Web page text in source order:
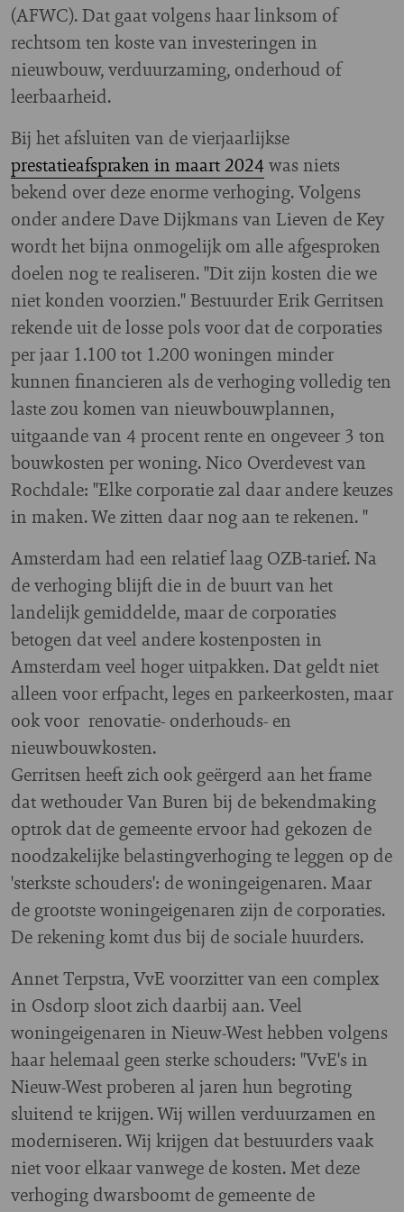
(AFWC). Dat gaat volgens haar linksom of
rechtsom ten koste van investeringen in
nieuwbouw, verduurzaming, onderhoud of
leerbaarheid.
Bij het afsluiten van de vierjaarlijkse
prestatieafspraken in maart 2024was niets
bekend over deze enorme verhoging. Volgens
onder andere Dave Dijkmans van Lieven de Key
wordt het bijna onmogelijk om alle afgesproken
doelen nog te realiseren. "Dit zijn kosten die we
niet konden voorzien." Bestuurder Erik Gerritsen
rekende uit de losse pols voor dat de corporaties
per jaar 1.100 tot 1.200 woningen minder
kunnen financieren als de verhoging volledig ten
laste zou komen van nieuwbouwplannen,
uitgaande van 4 procent rente en ongeveer 3 ton
bouwkosten per woning. Nico Overdevest van
Rochdale: "Elke corporatie zal daar andere keuzes
in maken. We zitten daar nog aan te rekenen. "
Amsterdam had een relatief laag OZB-tarief. Na
de verhoging blijft die in de buurt van het
landelijk gemiddelde, maar de corporaties
betogen dat veel andere kostenposten in
Amsterdam veel hoger uitpakken. Dat geldt niet
alleen voor erfpacht, leges en parkeerkosten, maar
ook voor renovatie- onderhouds- en
nieuwbouwkosten.
Gerritsen heeft zich ook geërgerd aan het frame
dat wethouder Van Buren bij de bekendmaking
optrok dat de gemeente ervoor had gekozen de
noodzakelijke belastingverhoging te leggen op de
'sterkste schouders': de woningeigenaren. Maar
de grootste woningeigenaren zijn de corporaties.
De rekening komt dus bij de sociale huurders.
Annet Terpstra, VvE voorzitter van een complex
in Osdorp sloot zich daarbij aan. Veel
woningeigenaren in Nieuw-West hebben volgens
haar helemaal geen sterke schouders: "VvE's in
Nieuw-West proberen al jaren hun begroting
sluitend te krijgen. Wij willen verduurzamen en
moderniseren. Wij krijgen dat bestuurders vaak
niet voor elkaar vanwege de kosten. Met deze
verhoging dwarsboomt de gemeente de